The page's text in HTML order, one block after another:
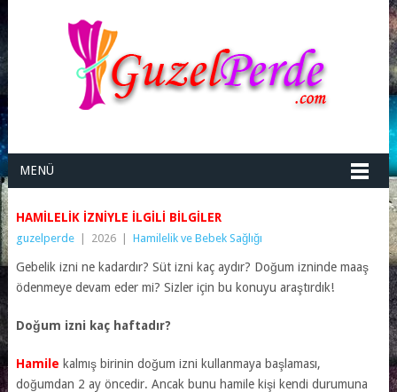
MENÜ
HAMILELIK İZNIYLE İLGILI BILGILER
guzelperde 2026 Hamilelik ve Bebek Sağlığı
Gebelik izni ne kadardır? Süt izni kaç aydır? Doğum izninde maaş
ödenmeye devam eder mi? Sizler için bu konuyu araştırdık!
Doğum izni kaç haftadır?
Hamile kalmış birinin doğum izni kullanmaya başlaması,
doğumdan 2 ay öncedir. Ancak bunu hamile kişi kendi durumuna